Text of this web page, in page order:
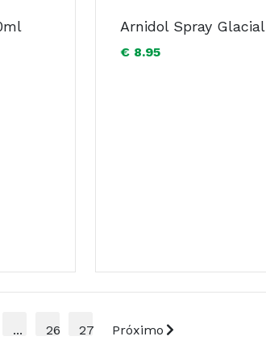
Arnidol Spray
€ 8.95
... 26 27 Próximo